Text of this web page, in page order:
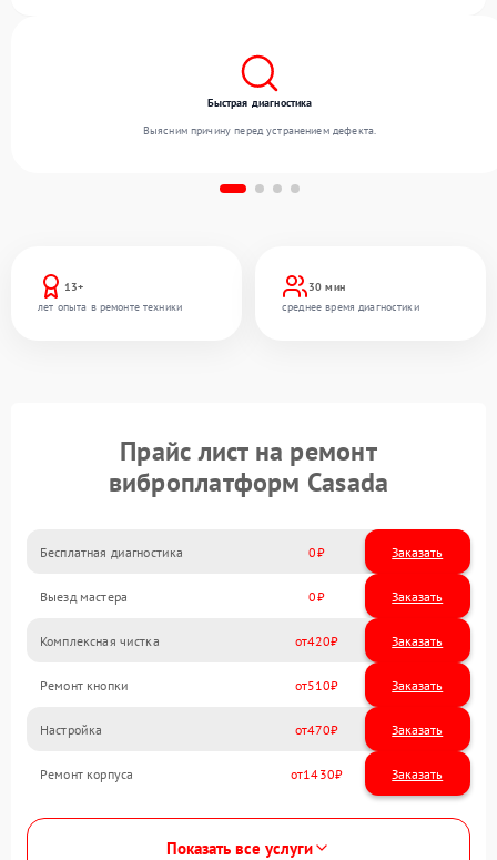
13+
лет опыта в ремонте техники
30 мин
среднее время диагностики
Быстрая диагностика
Выясним причину перед устранением дефекта.
Прайс лист на ремонт
виброплатформ Casada
Бесплатная диагностика 0 Заказать
Выезд мастера 0 Заказать
Комплексная чистка 420
Ремонт кнопки 510
Настройка 470
Ремонт корпуса 1430
Показать все услуги